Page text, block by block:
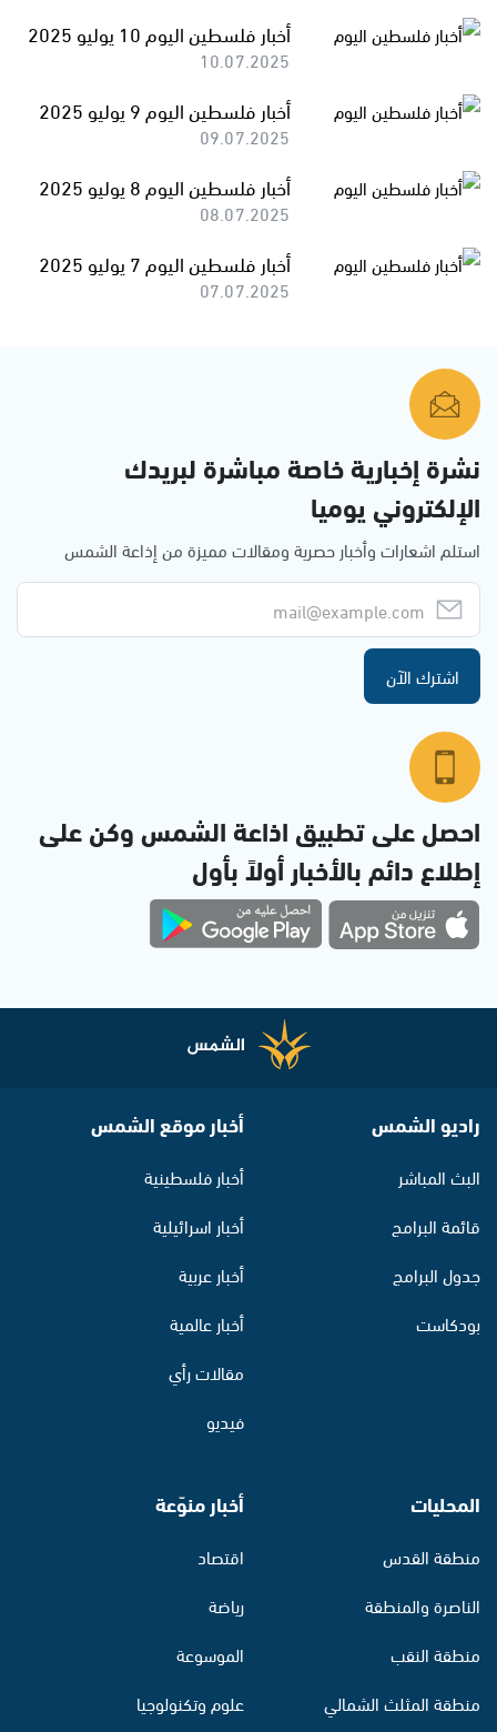
أخبار فلسطين اليوم 10 يوليو 2025
10.07.2025
أخبار فلسطين اليوم 9 يوليو 2025
09.07.2025
أخبار فلسطين اليوم 8 يوليو 2025
08.07.2025
أخبار فلسطين اليوم 7 يوليو 2025
07.07.2025
نشرة إخبارية خاصة مباشرة لبريدك
الإلكتروني يوميا
استلم اشعارات وأخبار حصرية ومقالات مميزة من إذاعة الشمس
اشترك الآن
احصل على تطبيق اذاعة الشمس وكن على
إطلاع دائم بالأخبار أولاً بأول
راديو الشمس
البث المباشر
قائمة البرامج
جدول البرامج
بودكاست
أخبار موقع الشمس
أخبار فلسطينية
أخبار اسرائيلية
أخبار عربية
أخبار عالمية
مقالات رأي
فيديو
المحليات
منطقة القدس
الناصرة والمنطقة
منطقة النقب
منطقة المثلث الشمالي
أخبار منوّعة
اقتصاد
رياضة
الموسوعة
علوم وتكنولوجيا